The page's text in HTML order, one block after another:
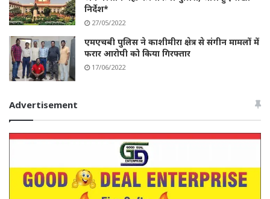
निर्देश*
27/05/2022
एमएचबी पुलिस ने काशीमीरा क्षेत्र से संगीन मामलों में
फरार आरोपी को किया गिरफ्तार
17/06/2022
Advertisement